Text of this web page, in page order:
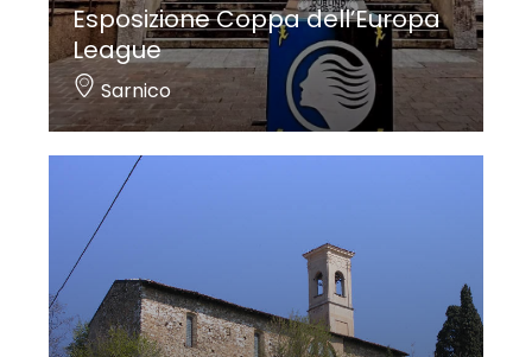
Esposizione Coppa dell’Europa
League
Sarnico